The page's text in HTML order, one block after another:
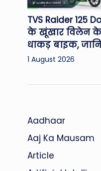
TVS Raider 125
के खूंखार विलेन के
धाकड़ बाइक,
1 August 2026
Aadhaar
Aaj Ka Mausam
Article